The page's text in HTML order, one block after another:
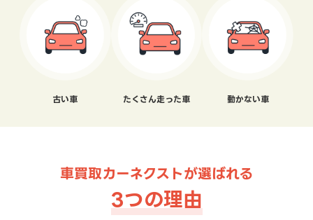
古い車 たくさん走った車 動かない車
車買取カーネクストが選ばれる
3つの理由